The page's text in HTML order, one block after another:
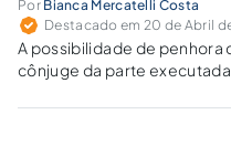
Por Bianca Mercatelli Costa
Destacado em 20 de Abril
A possibilidade de penhora
cônjuge da parte
bens.